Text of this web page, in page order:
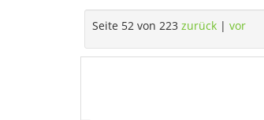
Seite 52 von 223 zurück | vor